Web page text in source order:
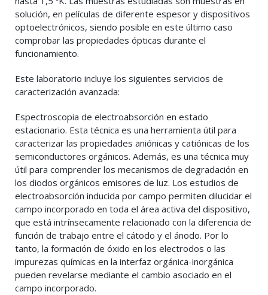
solución, en películas de diferente espesor y dispositivos
optoelectrónicos, siendo posible en este último caso
comprobar las propiedades ópticas durante el
funcionamiento.
Este laboratorio incluye los siguientes servicios de
caracterización avanzada:
Espectroscopia de electroabsorción en estado
estacionario. Esta técnica es una herramienta útil para
caracterizar las propiedades aniónicas y catiónicas de los
semiconductores orgánicos. Además, es una técnica muy
útil para comprender los mecanismos de degradación en
los diodos orgánicos emisores de luz. Los estudios de
electroabsorción inducida por campo permiten dilucidar el
campo incorporado en toda el área activa del dispositivo,
que está intrínsecamente relacionado con la diferencia de
función de trabajo entre el cátodo y el ánodo. Por lo
tanto, la formación de óxido en los electrodos o las
impurezas químicas en la interfaz orgánica-inorgánica
pueden revelarse mediante el cambio asociado en el
campo incorporado.